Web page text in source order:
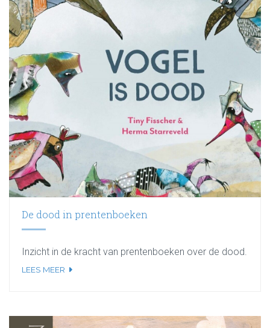
De dood in prentenboeken
Inzicht in de kracht van prentenboeken over de dood.
LEES MEER